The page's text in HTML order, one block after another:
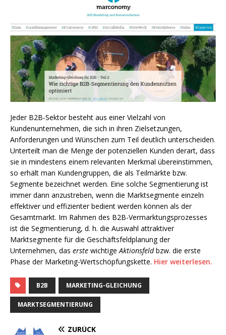
Jeder B2B-Sektor besteht aus einer Vielzahl von
Kundenunternehmen, die sich in ihren Zielsetzungen,
Anforderungen und Wünschen zum Teil deutlich unterscheiden.
Unterteilt man die Menge der potenziellen Kunden derart, dass
sie in mindestens einem relevanten Merkmal übereinstimmen,
so erhält man Kundengruppen, die als Teilmärkte bzw.
Segmente bezeichnet werden. Eine solche Segmentierung ist
immer dann anzustreben, wenn die Marktsegmente einzeln
effektiver und effizienter bedient werden können als der
Gesamtmarkt. Im Rahmen des B2B-Vermarktungsprozesses
ist die Segmentierung, d. h. die Auswahl attraktiver
Marktsegmente für die Geschäftsfeldplanung der
Unternehmen, das erste wichtigeAktionsfeldbzw. die erste
Phase der Marketing-Wertschöpfungskette. Hier weiterlesen.
B2B MARKETING-GLEICHUNG
MARKTSEGMENTIERUNG
ZURÜCK